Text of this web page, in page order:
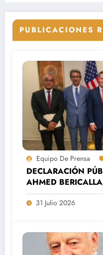
PUBLICACIONES
Equipo De Prensa
DECLARACIÓN
AHMED
SECRETARIO DEL
SAHARAUIS POR
31 Julio 2026